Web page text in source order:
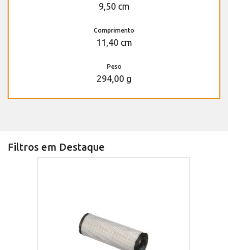
9,50 cm
Comprimento
11,40 cm
Peso
294,00 g
Filtros em Destaque